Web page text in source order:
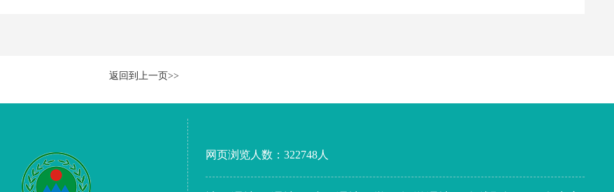
返回到上一页>>
网页浏览人数： 322748人